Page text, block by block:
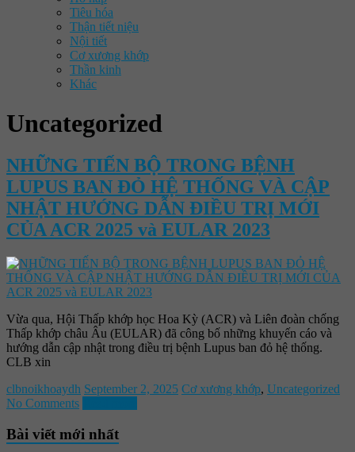
Tiêu hóa
Thận tiết niệu
Nội tiết
Cơ xương khớp
Thần kinh
Khác
Uncategorized
NHỮNG TIẾN BỘ TRONG BỆNH
LUPUS BAN ĐỎ HỆ THỐNG VÀ CẬP
NHẬT HƯỚNG DẪN ĐIỀU TRỊ MỚI
CỦA ACR 2025 và EULAR 2023
Vừa qua, Hội Thấp khớp học Hoa Kỳ (ACR) và Liên đoàn chống
Thấp khớp châu Âu (EULAR) đã công bố những khuyến cáo và
hướng dẫn cập nhật trong điều trị bệnh Lupus ban đỏ hệ thống.
CLB xin
clbnoikhoaydh September 2, 2025 Cơ xương khớp, Uncategorized
No Comments
Bài viết mới nhất